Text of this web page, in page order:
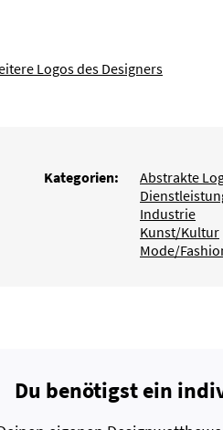
Logos des Designers
Kategorien:
Abstrakte
Industrie
Kunst/Kultur
Mode/
Du benötigst ein